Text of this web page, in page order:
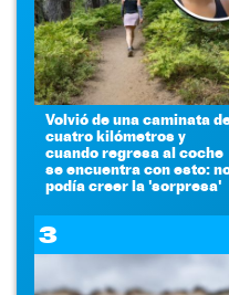
Volvió de una caminata
cuatro kilómetros y
cuando regresa al coche
se encuentra con esto:
podía creer la 'sorpresa'
3